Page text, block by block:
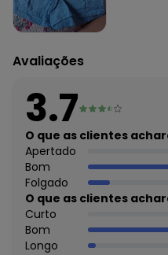
Composição: Viscose 78%
22%
Histórico de preços
O preço apresentado
algum dia do mês, para o
agosto/2026
julho/2026
junho/2026
maio/2026
abril/2026
março/2026
fevereiro/2026
Avaliações
3.7
O que as clientes
Apertado
Bom
Folgado
O que as clientes
Curto
Bom
Longo